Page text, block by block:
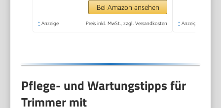
Nasenhaare
entfernen |
Bei Amazon ansehen
* Anzeige Preis inkl. MwSt., zzgl. Versandkosten * Anzeige
Pflege- und Wartungstipps für
Trimmer mit